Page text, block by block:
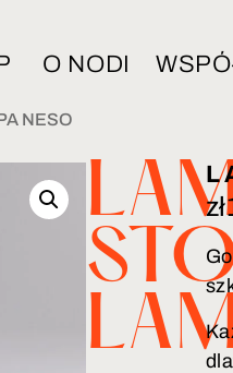
O NODI
NESO
zł